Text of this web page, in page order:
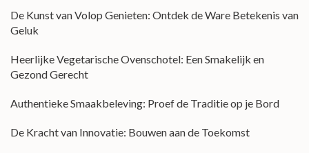
De Kunst van Volop Genieten: Ontdek de Ware Betekenis van
Geluk
Heerlijke Vegetarische Ovenschotel: Een Smakelijk en
Gezond Gerecht
Authentieke Smaakbeleving: Proef de Traditie op je Bord
De Kracht van Innovatie: Bouwen aan de Toekomst